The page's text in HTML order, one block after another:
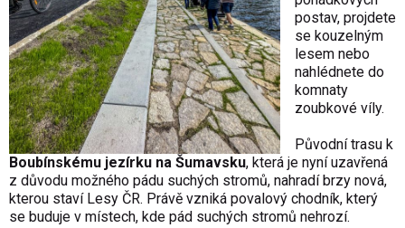
postav, projdete
se kouzelným
lesem nebo
nahlédnete do
komnaty
zoubkové víly.
Původní trasu k
Boubínskému jezírku na Šumavsku, která je nyní uzavřená
z důvodu možného pádu suchých stromů, nahradí brzy nová,
kterou staví Lesy ČR. Právě vzniká povalový chodník, který
se buduje v místech, kde pád suchých stromů nehrozí.